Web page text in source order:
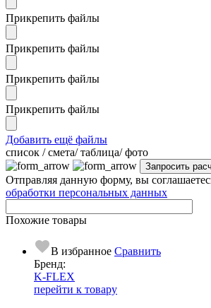
Прикрепить файлы
Прикрепить файлы
Прикрепить файлы
Прикрепить файлы
Добавить ещё файлы
cписок / смета/ таблица/ фото
Отправляя данную форму, вы
обработки персональных данных
Похожие товары
В избранное Сравнить
Бренд:
K-FLEX
перейти к товару